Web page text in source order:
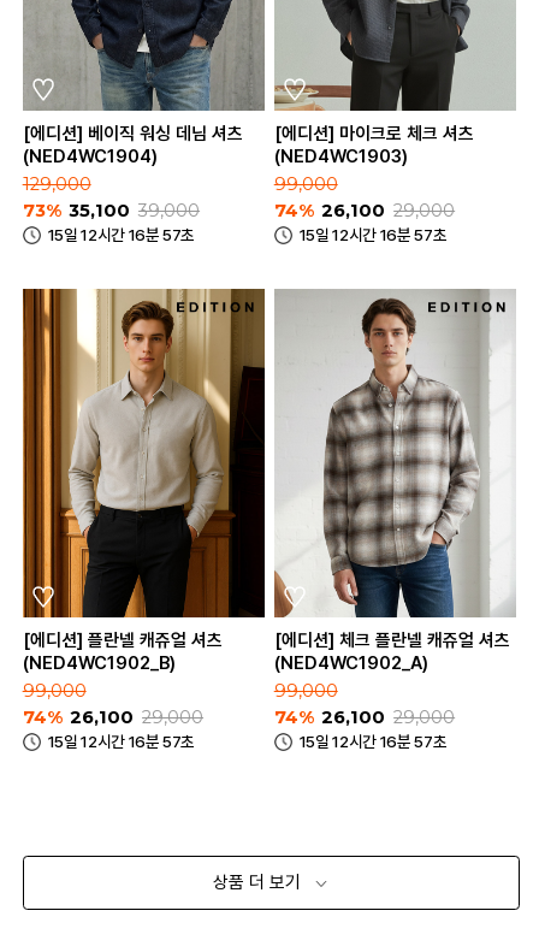
[에디션] 베이직 워싱 데님 셔츠
(NED4WC1904)
129,000
73% 35,100 39,000
15일 12시간 16분 57초
[에디션] 마이크로 체크 셔츠
(NED4WC1903)
99,000
74% 26,100 29,000
15일 12시간 16분 57초
[에디션] 플란넬 캐쥬얼 셔츠
(NED4WC1902_B)
99,000
74% 26,100 29,000
15일 12시간 16분 57초
[에디션] 체크 플란넬 캐쥬얼 셔츠
(NED4WC1902_A)
99,000
74% 26,100 29,000
15일 12시간 16분 57초
상품 더 보기